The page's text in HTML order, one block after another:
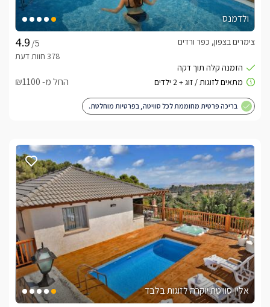
ולדמנס
/5
צימרים בצפון, כפר ורדים
החל מ- ₪1100
בריכה פרטית מחוממת לכל סוויטה, בפרטיות מוחלטת.
אלין-סוויטת יוקרה לזוגות בלבד